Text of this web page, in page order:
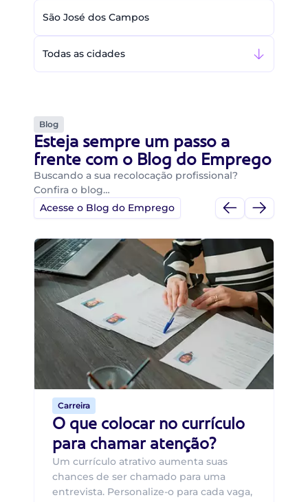
São José dos Campos
Todas as cidades
Blog
Esteja sempre um passo a
frente com o Blog do Emprego
Buscando a sua recolocação profissional?
Confira o blog…
Acesse o Blog do Emprego
Carreira
O que colocar no currículo
para chamar atenção?
Um currículo atrativo aumenta suas
chances de ser chamado para uma
entrevista. Personalize-o para cada vaga,